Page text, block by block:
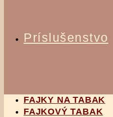
Príslušenstvo
FAJKY NA TABAK
FAJKOVÝ TABAK